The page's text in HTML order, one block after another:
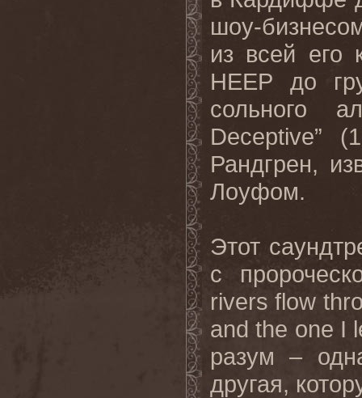
шоу-
из всей
HEEP до
сольного
Deceptive”
Рандгрен,
Лоуфом.
Этот
с
rivers flow
and the one I
разум –
другая,